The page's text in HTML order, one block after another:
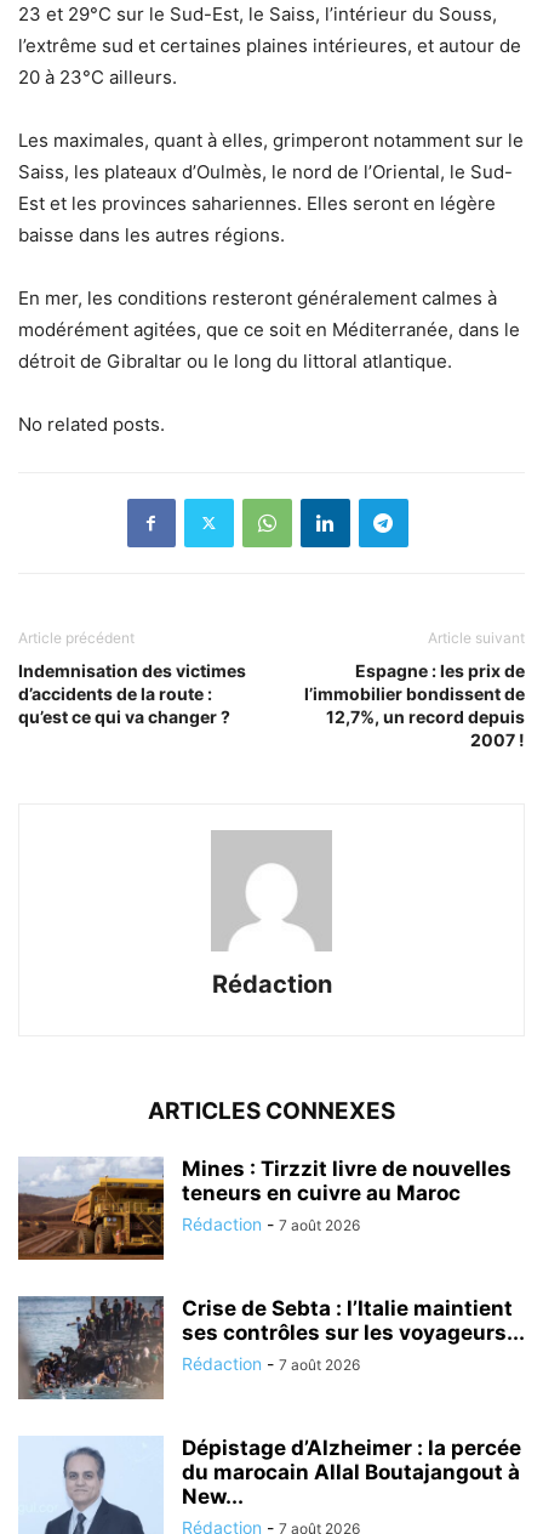
23 et 29°C sur le Sud-Est, le Saiss, l’intérieur du Souss,
l’extrême sud et certaines plaines intérieures, et autour de
20 à 23°C ailleurs.
Les maximales, quant à elles, grimperont notamment sur le
Saiss, les plateaux d’Oulmès, le nord de l’Oriental, le Sud-
Est et les provinces sahariennes. Elles seront en légère
baisse dans les autres régions.
En mer, les conditions resteront généralement calmes à
modérément agitées, que ce soit en Méditerranée, dans le
détroit de Gibraltar ou le long du littoral atlantique.
No related posts.
Article précédent
Indemnisation des victimes
d’accidents de la route :
qu’est ce qui va changer ?
Article suivant
Espagne : les prix de
l’immobilier bondissent de
12,7%, un record depuis
2007 !
Rédaction
ARTICLES CONNEXES
Mines : Tirzzit livre de nouvelles
teneurs en cuivre au Maroc
Rédaction - 7 août 2026
Crise de Sebta : l’Italie maintient
ses contrôles sur les voyageurs...
Rédaction - 7 août 2026
Dépistage d’Alzheimer : la percée
du marocain Allal Boutajangout à
New...
Rédaction - 7 août 2026